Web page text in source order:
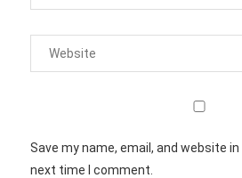
Save my name, email, and website
next time I comment.